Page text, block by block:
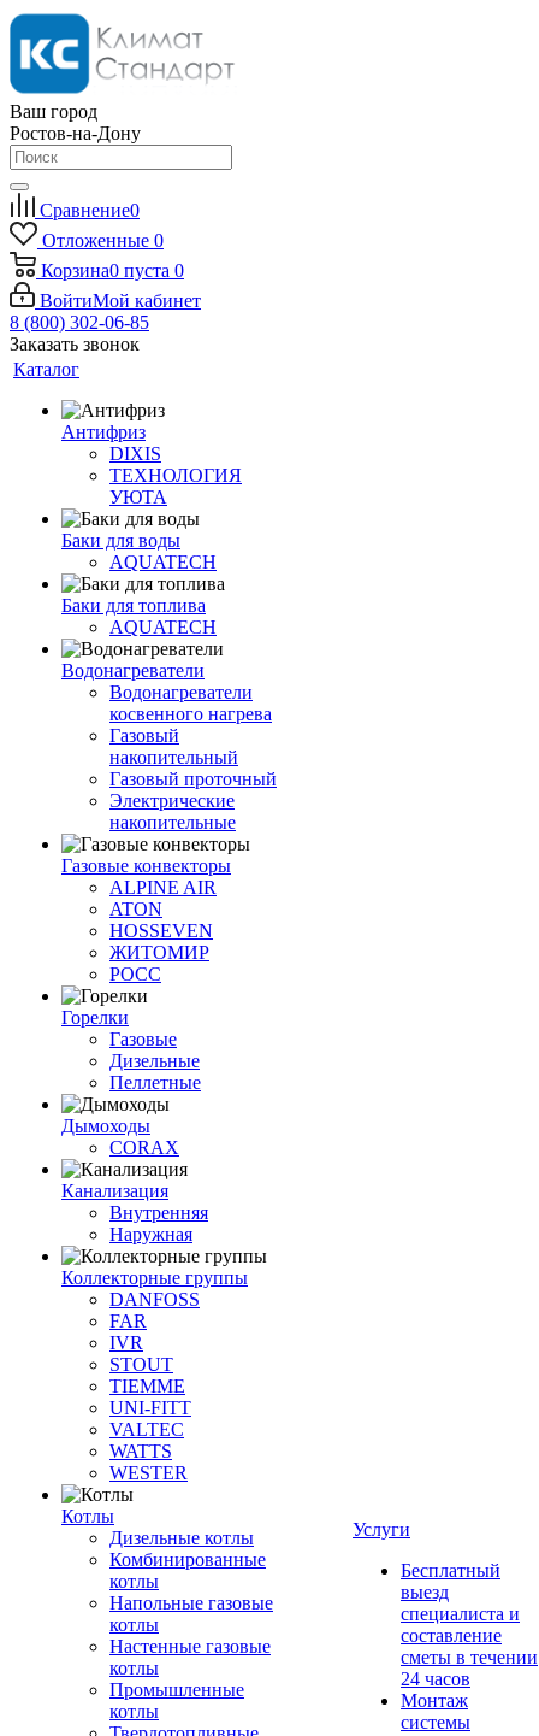
Ваш город
Ростов-на-Дону
Сравнение0
Отложенные 0
Корзина0 пуста 0
ВойтиМой кабинет
8 (800) 302-06-85
Заказать звонок
Каталог
Антифриз
DIXIS
ТЕХНОЛОГИЯ
УЮТА
Баки для воды
AQUATECH
Баки для топлива
AQUATECH
Водонагреватели
Водонагреватели
косвенного нагрева
Газовый
накопительный
Газовый проточный
Электрические
накопительные
Газовые конвекторы
ALPINE AIR
ATON
HOSSEVEN
ЖИТОМИР
РОСС
Горелки
Газовые
Дизельные
Пеллетные
Дымоходы
CORAX
Канализация
Внутренняя
Наружная
Коллекторные группы
DANFOSS
FAR
IVR
STOUT
TIEMME
UNI-FITT
VALTEC
WATTS
WESTER
Котлы
Дизельные котлы
Комбинированные
котлы
Напольные газовые
котлы
Настенные газовые
котлы
Промышленные
котлы
Услуги
Бесплатный
выезд
специалиста и
составление
сметы в течении
24 часов
Монтаж
системы